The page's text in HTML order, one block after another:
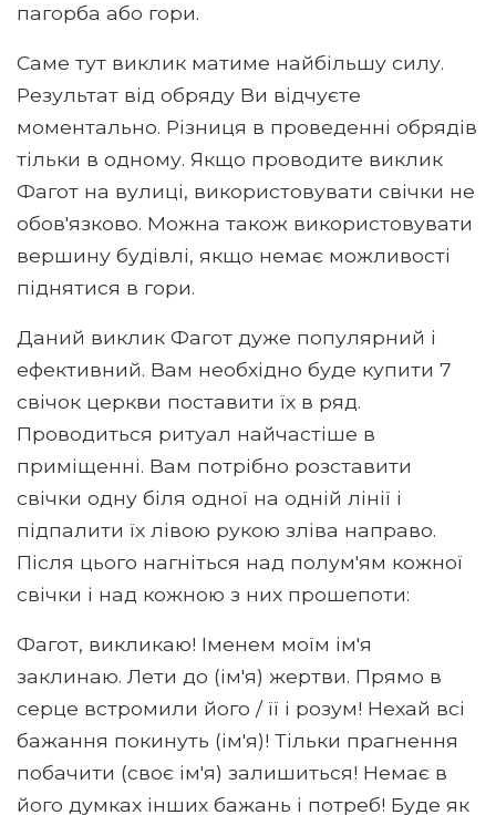
пагорба або гори.
Саме тут виклик матиме найбільшу силу.
Результат від обряду Ви відчуєте
моментально. Різниця в проведенні обрядів
тільки в одному. Якщо проводите виклик
Фагот на вулиці, використовувати свічки не
обов'язково. Можна також використовувати
вершину будівлі, якщо немає можливості
піднятися в гори.
Даний виклик Фагот дуже популярний і
ефективний. Вам необхідно буде купити 7
свічок церкви поставити їх в ряд.
Проводиться ритуал найчастіше в
приміщенні. Вам потрібно розставити
свічки одну біля одної на одній лінії і
підпалити їх лівою рукою зліва направо.
Після цього нагніться над полум'ям кожної
свічки і над кожною з них прошепоти:
Фагот, викликаю! Іменем моїм ім'я
заклинаю. Лети до (ім'я) жертви. Прямо в
серце встромили його / її і розум! Нехай всі
бажання покинуть (ім'я)! Тільки прагнення
побачити (своє ім'я) залишиться! Немає в
його думках інших бажань і потреб! Буде як